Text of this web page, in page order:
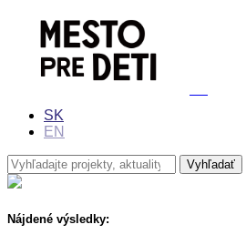
SK
EN
Nájdené výsledky: